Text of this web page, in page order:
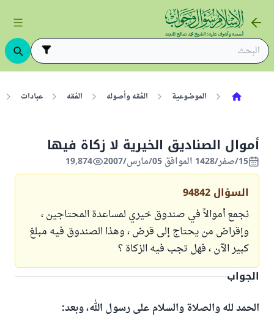
الموضوعية الفقه وأصوله الفقه عبادات
أموال الصناديق الخيرية لا زكاة فيها
15/صفر/1428 الموافق 05/مارس/2007 19,874
السؤال 94842
نجمع أموالاً في صندوق خيري لمساعدة المحتاجين ،
وإقراض من يحتاج إلى قرض ، وهذا الصندوق فيه مبلغ
كبير الآن ، فهل تجب فيه الزكاة ؟
الجواب
الحمد لله والصلاة والسلام على رسول الله، وبعد: